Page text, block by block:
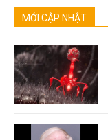
MỚI CẬP NHẬT